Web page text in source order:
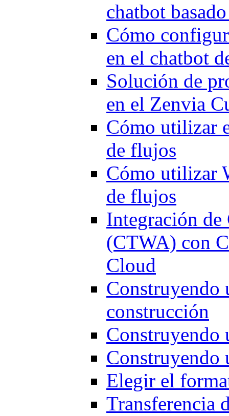
chatbot
Cómo
en el chatbot
Solución de
en el Zenvia
Cómo utilizar
de flujos
Cómo utilizar
de flujos
Integración
(CTWA) con
Cloud
Construyendo
construcción
Construyendo
Construyendo
Elegir el
Transferencia